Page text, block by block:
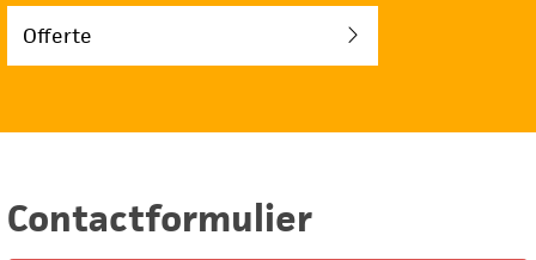
Offerte
Contactformulier